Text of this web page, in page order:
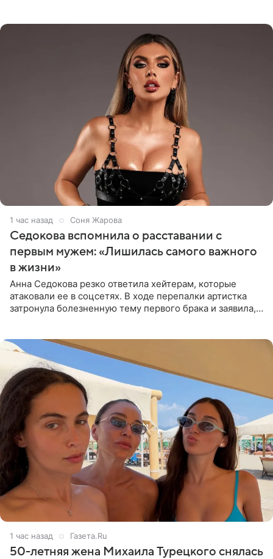
1 час назад Соня Жарова
Седокова вспомнила о расставании с
первым мужем: «Лишилась самого важного
в жизни»
Анна Седокова резко ответила хейтерам, которые
атаковали ее в соцсетях. В ходе перепалки артистка
затронула болезненную тему первого брака и заявила,
1 час назад Газета.Ru
50-летняя жена Михаила Турецкого снялась